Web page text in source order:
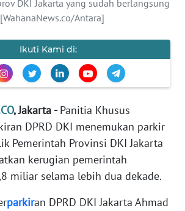
DKI Jakarta yang sudah berlangsung
Antara]
Ikuti Kami di:
, Jakarta -Panitia Khusus
DPRD DKI menemukan parkir
Pemerintah Provinsi DKI Jakarta
kerugian pemerintah
miliar selama lebih dua dekade.
parkiran DPRD DKI Jakarta Ahmad